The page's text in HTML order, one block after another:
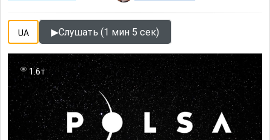
UA ▶Слушать (1 мин 5 сек)
1.6т